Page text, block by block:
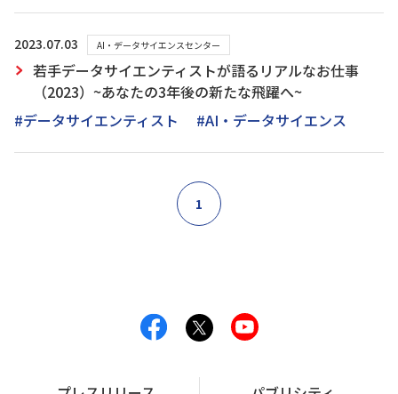
2023.07.03 AI・データサイエンスセンター
若手データサイエンティストが語るリアルなお仕事
（2023）~あなたの3年後の新たな飛躍へ~
#データサイエンティスト
#AI・データサイエンス
1